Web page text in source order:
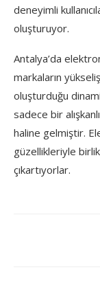
deneyimli
oluşturuyor.
Antalya’da
markaların
oluşturduğu
sadece bir
haline gelmiştir.
güzellikleriyle
çıkartıyorlar.